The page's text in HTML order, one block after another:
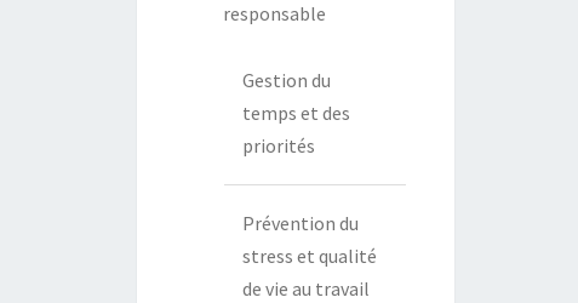
responsable
Gestion du
temps et des
priorités
Prévention du
stress et qualité
de vie au travail